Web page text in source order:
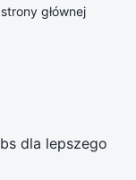
głównej
dla lepszego